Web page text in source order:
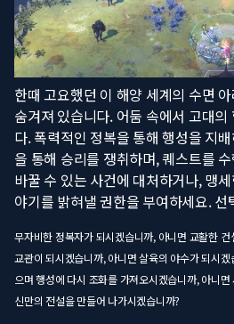
한때 고요했던 이 해양 세계의 수면
숨겨져 있습니다. 어둠 속에서 고대
다. 폭력적인 정복을 통해 행성을 지
을 통해 승리를 쟁취하며, 퀘스트를
바꿀 수 있는 사건에 대처하거나, 맹
야기를 밝혀낼 권한을 부여하세요.
무자비한 정복자가 되시겠습니까, 아니면 교활한
교관이 되시겠습니까, 아니면 살육의 야수가 되시
으며 행성에 다시 조화를 가져오시겠습니까, 아니
신만의 전설을 만들어 나가시겠습니까?